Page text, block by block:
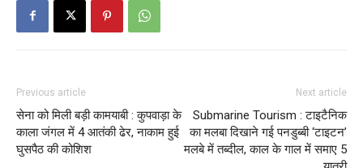
Previous article
सेना को मिली बड़ी कामयाबी : कुपवाड़ा के
काला जंगल में 4 आतंकी ढेर, नाकाम हुई
घुसपैठ की कोशिश
Next article
Submarine Tourism : टाइटैनिक
का मलबा दिखाने गई पनडुब्बी ‘टाइटन’
मलबे में तब्दील, काल के गाल में समाए 5